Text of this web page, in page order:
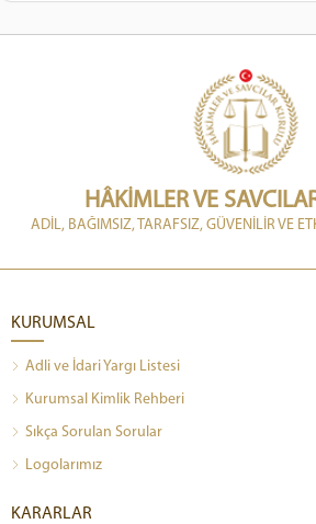
HÂKİMLER VE
ADİL, BAĞIMSIZ, TARAFSIZ, GÜVENİLİR VE
KURUMSAL
Adli ve İdari Yargı Listesi
Kurumsal Kimlik Rehberi
Sıkça Sorulan Sorular
Logolarımız
KARARLAR